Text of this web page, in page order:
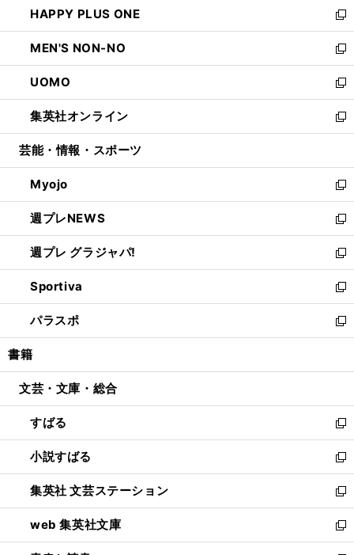
く
で
開
く
ド
ウ
で
開
く
ィ
ン
ド
ウ
で
開
く
い
ウ
ィ
ン
ド
ウ
で
開
HAPPY PLUS ONE
新
し
い
ウ
ィ
ン
ド
ウ
開
く
MEN'S NON-NO
新
し
い
ウ
ィ
ン
ウ
で
開
く
UOMO
新
し
い
ウ
ン
ド
ウ
で
開
く
集英社オンライン
新
し
ウ
ィ
ン
ド
ウ
で
開
く
芸能・情報・スポーツ
Myojo
新
し
い
ウ
ィ
ン
ド
ウ
で
開
週プレNEWS
新
し
い
ウ
ィ
ン
ド
ウ
開
週プレ グラジャパ!
新
し
い
ウ
ィ
ン
ウ
開
く
Sportiva
新
し
い
ウ
ン
ウ
で
開
く
パラスポ
新
し
ウ
ン
ド
ウ
で
開
く
書籍
文芸・文庫・総合
すばる
新
し
い
ウ
ィ
ン
ド
ウ
小説すばる
新
し
い
ウ
ィ
ン
集英社 文芸ステーション
新
し
い
ウ
web 集英社文庫
新
し